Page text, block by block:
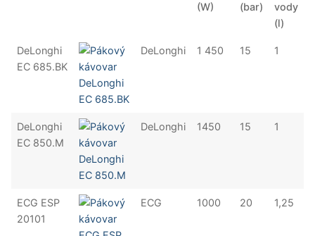
(W)
(bar)
vody
(l)
DeLonghi
EC 685.BK
DeLonghi 1 450 15 1
DeLonghi
EC 850.M
DeLonghi 1450 15 1
ECG ESP
20101
ECG 1000 20 1,25